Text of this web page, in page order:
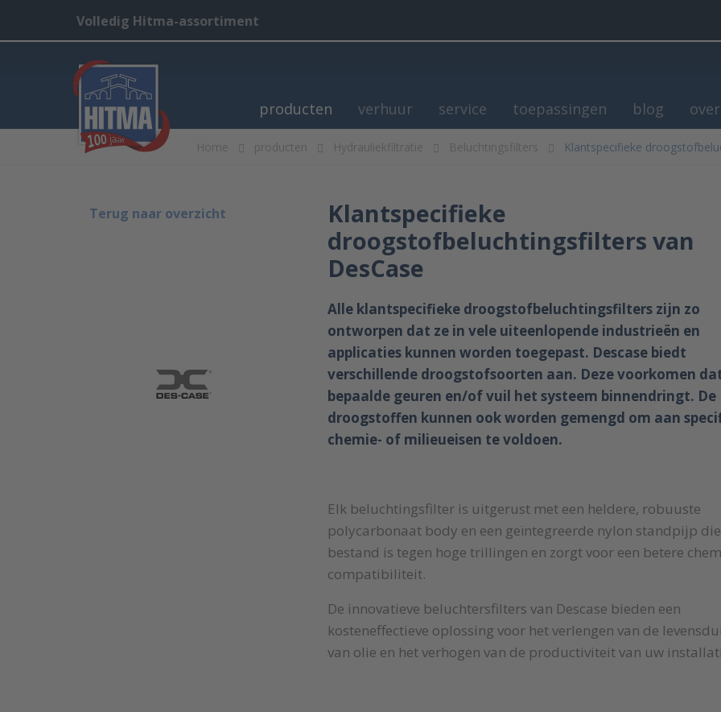
Volledig Hitma-assortiment
producten verhuur service toepassingen blog
Home producten Hydrauliekfiltratie Beluchtingsfilters Klantspecifieke
Terug naar overzicht
Klantspecifieke
droogstofbeluchtingsfilters van
DesCase
Alle klantspecifieke droogstofbeluchtingsfilters zijn zo
ontworpen dat ze in vele uiteenlopende industrieën en
applicaties kunnen worden toegepast. Descase biedt
verschillende droogstofsoorten aan. Deze voorkomen
bepaalde geuren en/of vuil het systeem binnendringt. De
droogstoffen kunnen ook worden gemengd om aan
chemie- of milieueisen te voldoen.
Elk beluchtingsfilter is uitgerust met een heldere, robuuste
polycarbonaat body en een geïntegreerde nylon standpijp die
bestand is tegen hoge trillingen en zorgt voor een betere
compatibiliteit.
De innovatieve beluchtersfilters van Descase bieden een
kosteneffectieve oplossing voor het verlengen van de
van olie en het verhogen van de productiviteit van uw